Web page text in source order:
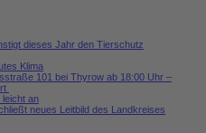
dieses Jahr den Tierschutz
Klima
101 bei Thyrow ab 18:00 Uhr –
leicht an
neues Leitbild des Landkreises